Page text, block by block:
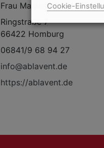
Frau Manuela Stolzenwald
Ringstraße 7
66422 Homburg
06841/9 68 94 27
info@ablavent.de
https://ablavent.de
Cookie-